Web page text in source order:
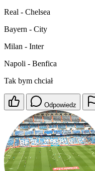
Real - Chelsea
Bayern - City
Milan - Inter
Napoli - Benfica
Tak bym chciał
Odpowiedz